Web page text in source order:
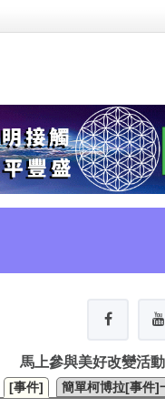
馬上參與美好改變活
[事件] 簡單柯博拉[事件]